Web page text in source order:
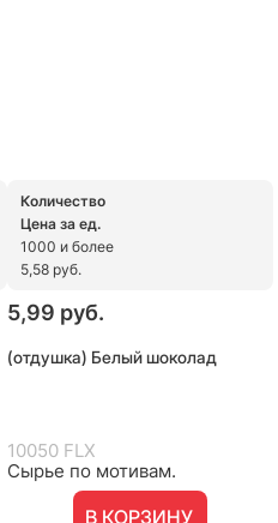
Количество
Цена за ед.
1000 и более
5,58 руб.
5,99 руб.
(отдушка) Белый шоколад
10050 FLX
Сырье по мотивам.
В КОРЗИНУ